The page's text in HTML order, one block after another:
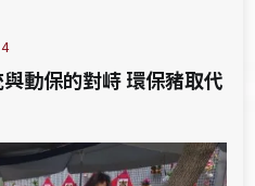
動保的對峙 環保豬取代